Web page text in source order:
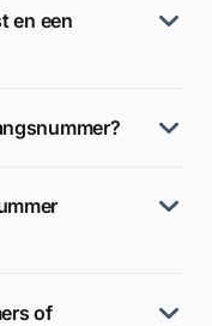
en een
of